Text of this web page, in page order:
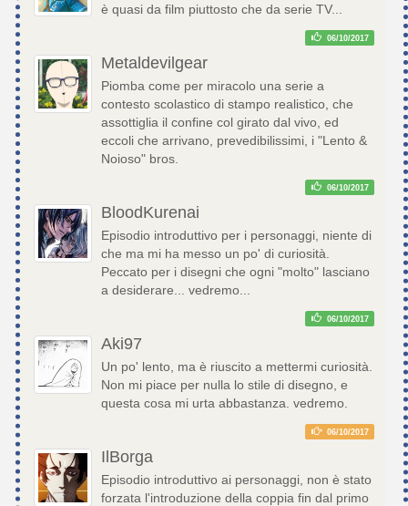
è quasi da film piuttosto che da serie TV...
06/10/2017
Metaldevilgear
Piomba come per miracolo una serie a
contesto scolastico di stampo realistico, che
assottiglia il confine col girato dal vivo, ed
eccoli che arrivano, prevedibilissimi, i "Lento &
Noioso" bros.
06/10/2017
BloodKurenai
Episodio introduttivo per i personaggi, niente di
che ma mi ha messo un po' di curiosità.
Peccato per i disegni che ogni "molto" lasciano
a desiderare... vedremo...
06/10/2017
Aki97
Un po' lento, ma è riuscito a mettermi curiosità.
Non mi piace per nulla lo stile di disegno, e
questa cosa mi urta abbastanza. vedremo.
06/10/2017
IlBorga
Episodio introduttivo ai personaggi, non è stato
forzata l'introduzione della coppia fin dal primo